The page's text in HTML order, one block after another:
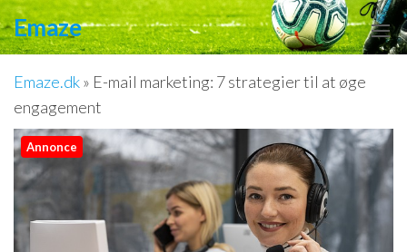
Videre
tilEmaze
Emaze.dk» E-mail marketing: 7 strategier til at øge
engagement
Annonce